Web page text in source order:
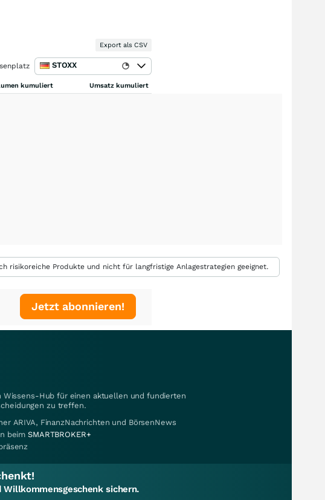
Export als CSV
STOXX
kumuliert Umsatz kumuliert
risikoreiche Produkte und nicht für langfristige Anlagestrategien geeignet.
Jetzt abonnieren!
Wissens-Hub für einen aktuellen und fundierten
zu treffen.
ARIVA, FinanzNachrichten und BörsenNews
beimSMARTBROKER+
Willkommensgeschenk sichern.